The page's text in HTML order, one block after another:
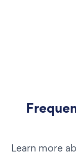
Learn more